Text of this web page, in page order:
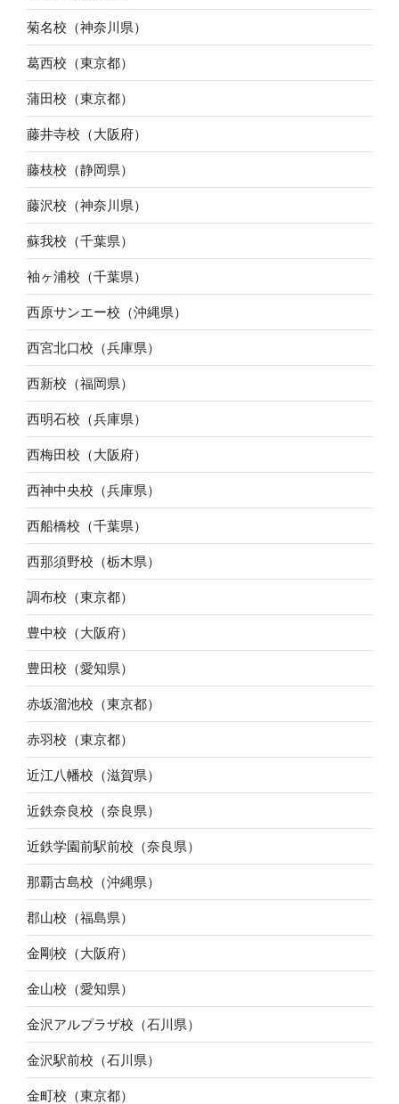
菊名校（神奈川県）
葛西校（東京都）
蒲田校（東京都）
藤井寺校（大阪府）
藤枝校（静岡県）
藤沢校（神奈川県）
蘇我校（千葉県）
袖ヶ浦校（千葉県）
西原サンエー校（沖縄県）
西宮北口校（兵庫県）
西新校（福岡県）
西明石校（兵庫県）
西梅田校（大阪府）
西神中央校（兵庫県）
西船橋校（千葉県）
西那須野校（栃木県）
調布校（東京都）
豊中校（大阪府）
豊田校（愛知県）
赤坂溜池校（東京都）
赤羽校（東京都）
近江八幡校（滋賀県）
近鉄奈良校（奈良県）
近鉄学園前駅前校（奈良県）
那覇古島校（沖縄県）
郡山校（福島県）
金剛校（大阪府）
金山校（愛知県）
金沢アルプラザ校（石川県）
金沢駅前校（石川県）
金町校（東京都）